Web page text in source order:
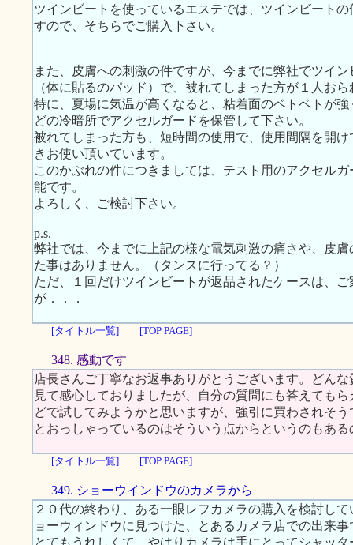
ツインビートを使っているエステでは、ツインビート
すので、そちらでご購入下さい。
また、皮膚への刺激の件ですが、今までに弊社でツイ
（体に貼るのパッド）で、被れてしまった方が１人お
特に、夏場に気温が高くなると、粘着面のベトベトが
どの冷暗所でアクセルガードを保管して下さい。
被れてしまった方も、短時間の使用で、使用間隔を開
きお使い頂いています。
このかぶれの件につきましては、テスト用のアクセル
能です。
よろしく、ご検討下さい。
p.s.
弊社では、今までに上記の様な電気刺激の痛さや、皮
た事はありません。（タンスに行ってる？）
ただ、１回だけツインビートが返品されたケースは、
が．．．
[タイトル一覧] [TOP PAGE]
348. 感動です
店長さんご丁寧なお返事ありがとうございます。どん
見て感心しておりましたが、自分の質問にも答えても
どで試してみようかと思いますが、強引に買わされそ
とおっしゃっているのはそういう点からというのもあ
[タイトル一覧] [TOP PAGE]
349. ショーウインドウのカメラから
２０代の終わり、ある一眼レフカメラの購入を検討し
ョーウィンドウに見つけた、とあるカメラ店での出来事
とてもうれしくて、やはりカメラは手にとってシャッ